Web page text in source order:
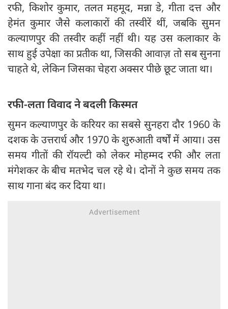
रफी, किशोर कुमार, तलत महमूद, मन्ना डे, गीता दत्त और
हेमंत कुमार जैसे कलाकारों की तस्वीरें थीं, जबकि सुमन
कल्याणपुर की तस्वीर कहीं नहीं थी। यह उस कलाकार के
साथ हुई उपेक्षा का प्रतीक था, जिसकी आवाज़ तो सब सुनना
चाहते थे, लेकिन जिसका चेहरा अक्सर पीछे छूट जाता था।
रफी-लता विवाद ने बदली किस्मत
सुमन कल्याणपुर के करियर का सबसे सुनहरा दौर 1960 के
दशक के उत्तरार्ध और 1970 के शुरुआती वर्षों में आया। उस
समय गीतों की रॉयल्टी को लेकर मोहम्मद रफी और लता
मंगेशकर के बीच मतभेद चल रहे थे। दोनों ने कुछ समय तक
साथ गाना बंद कर दिया था।